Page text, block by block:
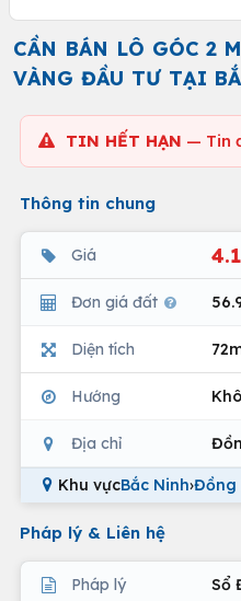
CẦN BÁN LÔ GÓC 2
VÀNG ĐẦU TƯ TẠI
TIN HẾT HẠN — Tin
Thông tin chung
Giá
Đơn giá đất
Diện tích
Hướng
Địa chỉ
Khu vựcBắc Ninh›Đồng
Pháp lý & Liên hệ
Pháp lý Sổ